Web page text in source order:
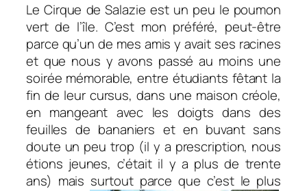
Le Cirque de Salazie est un peu le poumon
vert de l’île. C’est mon préféré, peut-être
parce qu’un de mes amis y avait ses racines
et que nous y avons passé au moins une
soirée mémorable, entre étudiants fêtant la
fin de leur cursus, dans une maison créole,
en mangeant avec les doigts dans des
feuilles de bananiers et en buvant sans
doute un peu trop (il y a prescription, nous
étions jeunes, c’était il y a plus de trente
ans) mais surtout parce que c’est le plus